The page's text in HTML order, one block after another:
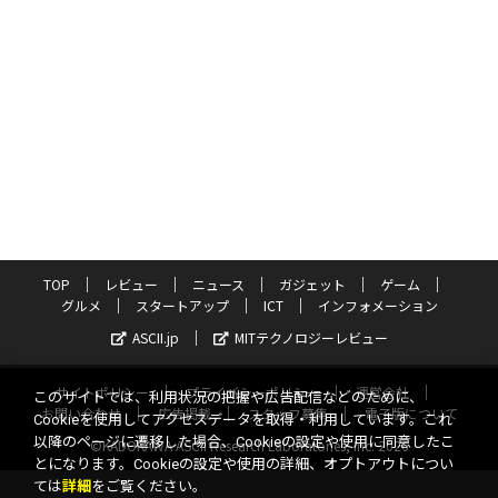
TOP レビュー ニュース ガジェット
ゲーム
グルメ
スタートアップ ICT
インフォメーション
ASCII.jp
MITテクノロジーレビュー
サイトポリシー プライバシーポリシー
運営会社
お問い合わせ
広告掲載 スタッフ募集
電子版について
©KADOKAWA ASCII Research Laboratories, Inc. 2026
このサイトでは、利用状況の把握や広告配信などのために、
Cookieを使用してアクセスデータを取得・利用しています。これ
以降のページに遷移した場合、Cookieの設定や使用に同意したこ
とになります。Cookieの設定や使用の詳細、オプトアウトについ
ては詳細 をご覧ください。